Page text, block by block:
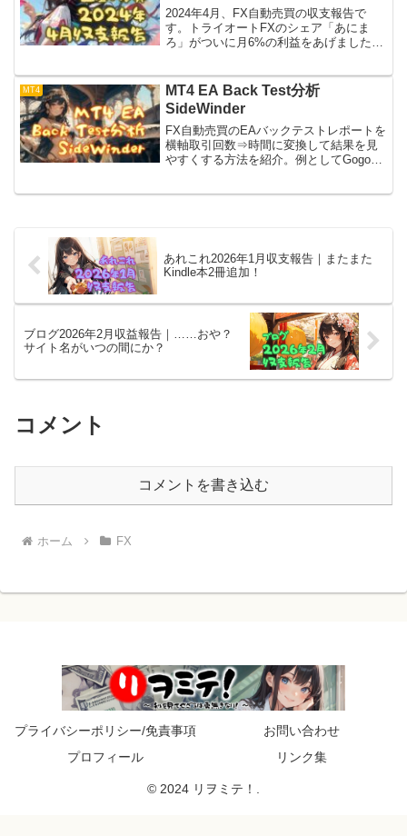
2024年4月、FX自動売買の収支報告で
す。トライオートFXのシェア「あにま
ろ」がついに月6%の利益をあげました、
5,000円のマイナス。ここから勉強して頑
張ります！
MT4
MT4 EA Back Test分析
SideWinder
FX自動売買のEAバックテストレポートを
横軸取引回数⇒時間に変換して結果を見
やすくする方法を紹介。例としてGogo
あれこれ2026年1月収支報告｜またまた
Kindle本2冊追加！
ブログ2026年2月収益報告｜……おや？
サイト名がいつの間にか？
コメント
コメントを書き込む
ホーム FX
プライバシーポリシー/免責事項
お問い合わせ
プロフィール
リンク集
© 2024 リヲミテ！.